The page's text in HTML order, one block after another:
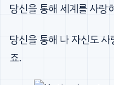
당신을 통해 세계를 사랑
당신을 통해 나 자신도
죠.